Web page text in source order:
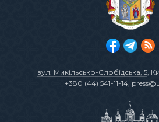
вул. Микільсько-Слобідська, 5,
+380 (44) 541-11-14,